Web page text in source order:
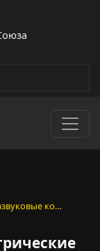
ко…